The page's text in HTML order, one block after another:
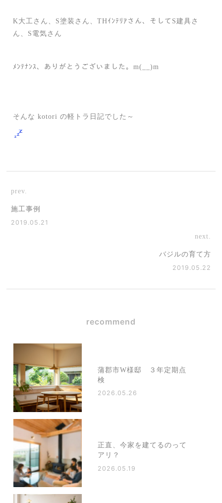
K大工さん、S塗装さん、THｲﾝﾃﾘｱさん、そしてS建具さ
ん、S電気さん
ﾒﾝﾃﾅﾝｽ、ありがとうございました。m(__)m
そんな kotori の軽トラ日記でした～
prev.
施工事例
2019.05.21
next.
バジルの育て方
2019.05.22
recommend
蒲郡市W様邸 ３年定期点
検
2026.05.26
正直、今家を建てるのって
アリ？
2026.05.19